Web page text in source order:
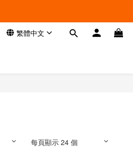
繁體中文
每頁顯示 24 個